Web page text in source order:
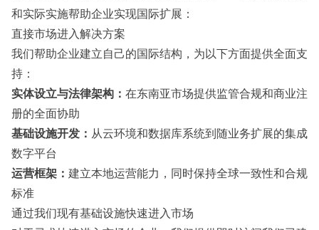
和实际实施帮助企业实现国际扩展：
直接市场进入解决方案
我们帮助企业建立自己的国际结构，为以下方面提供全面支
持：
实体设立与法律架构： 在东南亚市场提供监管合规和商业注
册的全面协助
基础设施开发： 从云环境和数据库系统到随业务扩展的集成
数字平台
运营框架： 建立本地运营能力，同时保持全球一致性和合规
标准
通过我们现有基础设施快速进入市场